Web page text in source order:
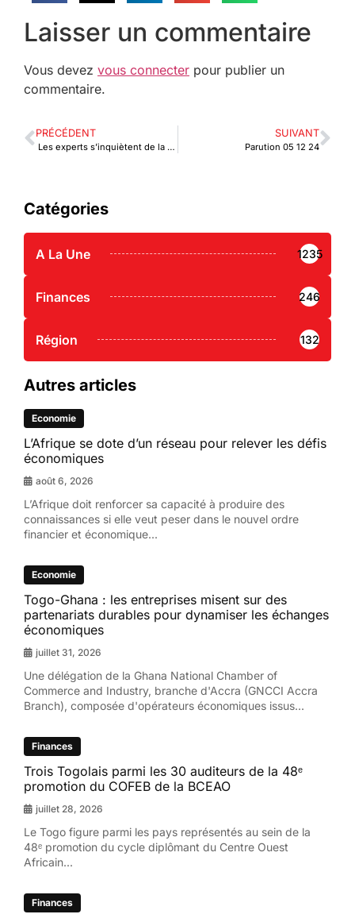
Laisser un commentaire
Vous devez vous connecter pour publier un
commentaire.
PRÉCÉDENT
Les experts s’inquiètent de la vulnérabilité des FinTech
SUIVANT
Parution 05 12 24
Catégories
A La Une 1235
Finances 246
Région 132
Autres articles
Economie
L’Afrique se dote d’un réseau pour relever les défis
économiques
août 6, 2026
L’Afrique doit renforcer sa capacité à produire des
connaissances si elle veut peser dans le nouvel ordre
financier et économique...
Economie
Togo-Ghana : les entreprises misent sur des
partenariats durables pour dynamiser les échanges
économiques
juillet 31, 2026
Une délégation de la Ghana National Chamber of
Commerce and Industry, branche d'Accra (GNCCI Accra
Branch), composée d'opérateurs économiques issus...
Finances
Trois Togolais parmi les 30 auditeurs de la 48ᵉ
promotion du COFEB de la BCEAO
juillet 28, 2026
Le Togo figure parmi les pays représentés au sein de la
48ᵉ promotion du cycle diplômant du Centre Ouest
Africain...
Finances